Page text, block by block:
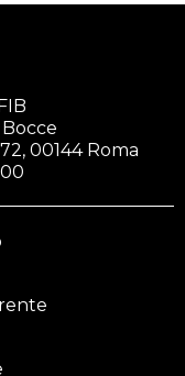
00144 Roma